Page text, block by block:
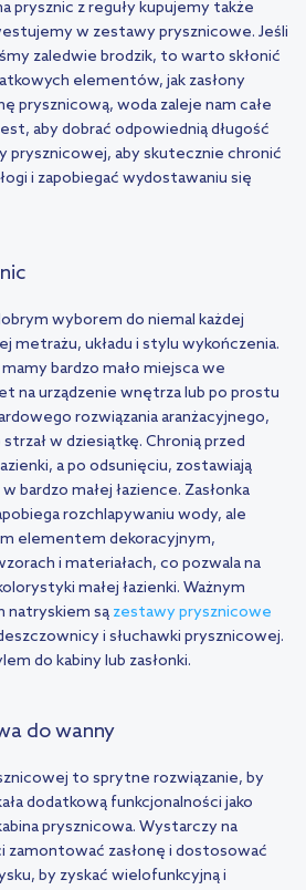
prysznic z reguły kupujemy także
w zestawy prysznicowe. Jeśli
zaledwie brodzik, to warto skłonić
elementów, jak zasłony
prysznicową, woda zaleje nam całe
aby dobrać odpowiednią długość
prysznicowej, aby skutecznie chronić
i zapobiegać wydostawaniu się
wyborem do niemal każdej
metrażu, układu i stylu wykończenia.
bardzo mało miejsca we
na urządzenie wnętrza lub po prostu
rozwiązania aranżacyjnego,
w dziesiątkę. Chronią przed
a po odsunięciu, zostawiają
bardzo małej łazience. Zasłonka
rozchlapywaniu wody, ale
elementem dekoracyjnym,
i materiałach, co pozwala na
małej łazienki. Ważnym
natryskiem są zestawy prysznicowe
i słuchawki prysznicowej.
do kabiny lub zasłonki.
do wanny
to sprytne rozwiązanie, by
dodatkową funkcjonalności jako
prysznicowa. Wystarczy na
zamontować zasłonę i dostosować
by zyskać wielofunkcyjną i